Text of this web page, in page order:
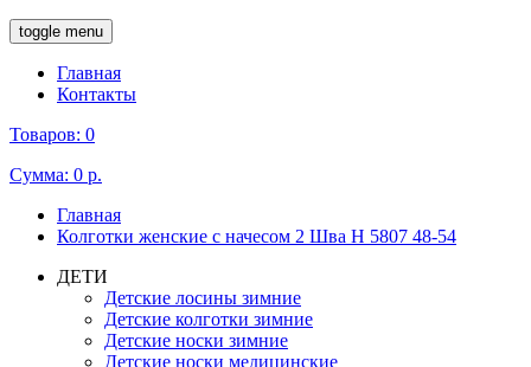
toggle menu
Главная
Контакты
Товаров: 0
Сумма: 0 р.
Главная
Колготки женские с начесом 2 Шва Н 5807 48-54
ДЕТИ
Детские лосины зимние
Детские колготки зимние
Детские носки зимние
Детские носки медицинские